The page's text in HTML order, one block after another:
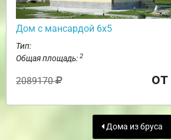
Дом с мансардой 6х5
Тип:
Общая площадь: 2
2089170
Дома из бруса